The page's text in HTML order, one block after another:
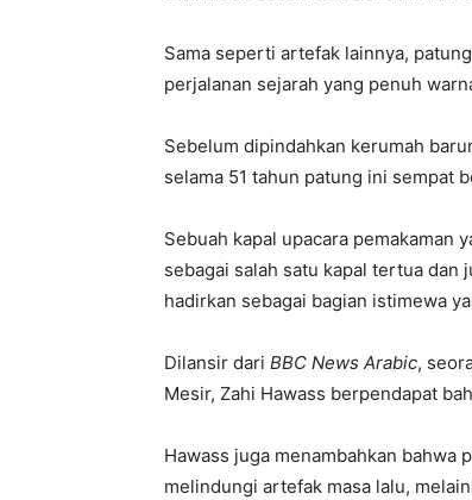
Sama seperti artefak lainnya,
perjalanan sejarah yang penuh
Sebelum dipindahkan kerumah
selama 51 tahun patung ini sempat
Sebuah kapal upacara pemakaman
sebagai salah satu kapal tertua dan
hadirkan sebagai bagian istimewa
Dilansir dari BBC News Arabic,
Mesir, Zahi Hawass berpendapat
Hawass juga menambahkan bahwa
melindungi artefak masa lalu,